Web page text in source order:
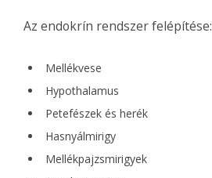
Az endokrín rendszer felépítése:
Mellékvese
Hypothalamus
Petefészek és herék
Hasnyálmirigy
Mellékpajzsmirigyek